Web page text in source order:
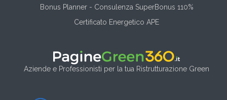
Bonus Planner - Consulenza SuperBonus 110%
Certificato Energetico APE
Aziende e Professionisti per la tua Ristrutturazione Green